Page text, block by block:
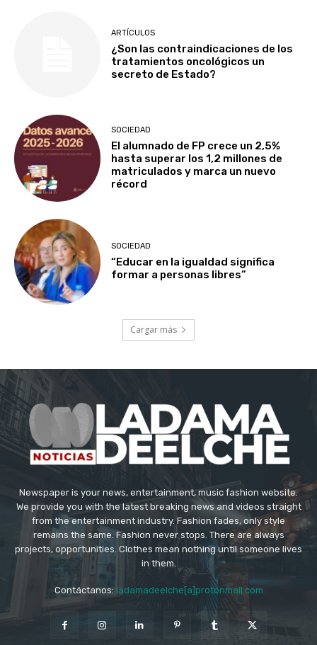
ARTÍCULOS
¿Son las contraindicaciones de los
tratamientos oncológicos un
secreto de Estado?
SOCIEDAD
El alumnado de FP crece un 2,5%
hasta superar los 1,2 millones de
matriculados y marca un nuevo
récord
SOCIEDAD
“Educar en la igualdad significa
formar a personas libres”
Cargar más
Newspaper is your news, entertainment, music fashion website.
We provide you with the latest breaking news and videos straight
from the entertainment industry. Fashion fades, only style
remains the same. Fashion never stops. There are always
projects, opportunities. Clothes mean nothing until someone lives
in them.
Contáctanos: ladamadeelche[a]protonmail.com